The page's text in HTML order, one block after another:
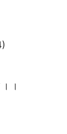
। ।